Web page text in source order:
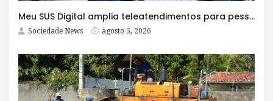
Meu SUS Digital amplia teleatendimentos para pessoas com problemas com jogos e apostas
Sociedade News agosto 5, 2026